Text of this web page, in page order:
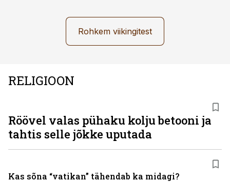
Rohkem viikingitest
RELIGIOON
Röövel valas pühaku kolju betooni ja
tahtis selle jõkke uputada
Kas sõna “vatikan” tähendab ka midagi?